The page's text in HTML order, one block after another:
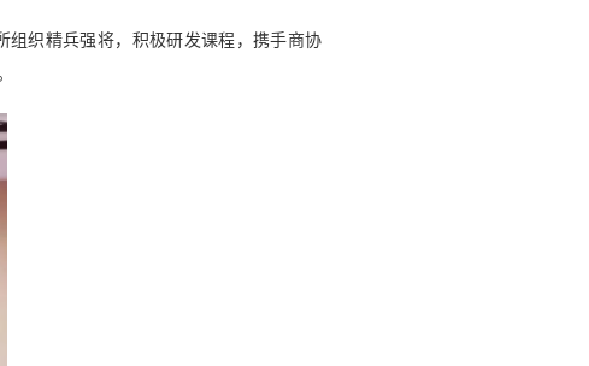
组织精兵强将，积极研发课程，携手商协